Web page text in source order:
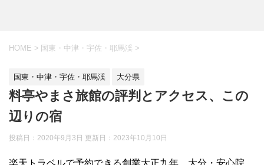
HOME > 国東・中津・宇佐・耶馬渓 >
国東・中津・宇佐・耶馬渓 大分県
料亭やまさ旅館の評判とアクセス、この
辺りの宿
投稿日：2020年9月3日 更新日： 2023年10月10日
楽天トラベルで予約できる創業大正九年 大分・安心院